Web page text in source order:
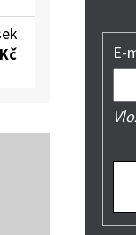
E-